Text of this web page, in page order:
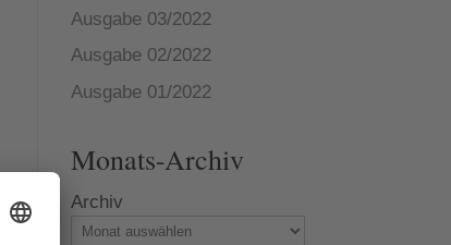
Ausgabe 03/2022
Ausgabe 02/2022
Ausgabe 01/2022
Monats-Archiv
Archiv